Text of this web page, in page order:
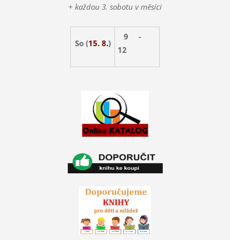
+ každou 3. sobotu v měsíci
So (15. 8.)
9 -
12